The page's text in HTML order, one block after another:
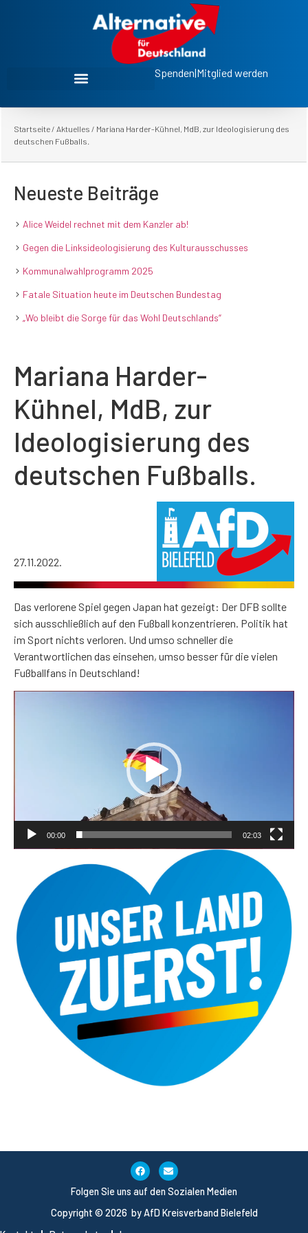
Spenden|Mitglied werden
Startseite / Aktuelles / Mariana Harder-Kühnel, MdB, zur Ideologisierung des
deutschen Fußballs.
Neueste Beiträge
Alice Weidel rechnet mit dem Kanzler ab!
Gegen die Linksideologisierung des Kulturausschusses
Kommunalwahlprogramm 2025
Fatale Situation heute im Deutschen Bundestag
„Wo bleibt die Sorge für das Wohl Deutschlands“
Mariana Harder-
Kühnel, MdB, zur
Ideologisierung des
deutschen Fußballs.
27.11.2022.
Das verlorene Spiel gegen Japan hat gezeigt: Der DFB sollte
sich ausschließlich auf den Fußball konzentrieren. Politik hat
im Sport nichts verloren. Und umso schneller die
Verantwortlichen das einsehen, umso besser für die vielen
Fußballfans in Deutschland!
00:00 02:03
Copyright © 2026 by AfD Kreisverband Bielefeld
Folgen Sie uns auf den Sozialen Medien